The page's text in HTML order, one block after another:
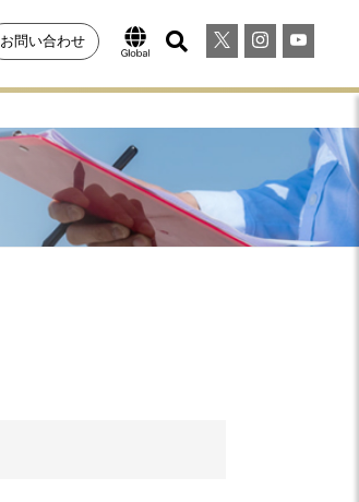
お問い合わせ